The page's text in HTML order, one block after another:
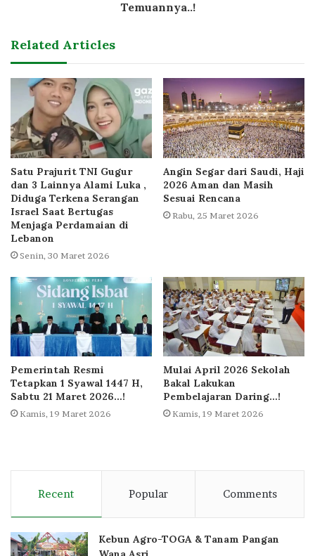
Temuannya..!
Related Articles
Satu Prajurit TNI Gugur
dan 3 Lainnya Alami Luka ,
Diduga Terkena Serangan
Israel Saat Bertugas
Menjaga Perdamaian di
Lebanon
Senin, 30 Maret 2026
Angin Segar dari Saudi, Haji
2026 Aman dan Masih
Sesuai Rencana
Rabu, 25 Maret 2026
Pemerintah Resmi
Tetapkan 1 Syawal 1447 H,
Sabtu 21 Maret 2026…!
Kamis, 19 Maret 2026
Mulai April 2026 Sekolah
Bakal Lakukan
Pembelajaran Daring…!
Kamis, 19 Maret 2026
Recent Popular Comments
Kebun Agro-TOGA & Tanam Pangan